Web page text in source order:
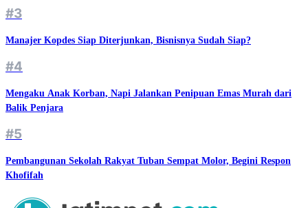
#3
Manajer Kopdes Siap Diterjunkan, Bisnisnya Sudah Siap?
#4
Mengaku Anak Korban, Napi Jalankan Penipuan Emas Murah dari
Balik Penjara
#5
Pembangunan Sekolah Rakyat Tuban Sempat Molor, Begini Respon
Khofifah